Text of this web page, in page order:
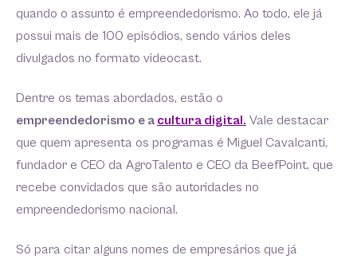
quando o assunto é empreendedorismo. Ao todo, ele já
possui mais de 100 episódios, sendo vários deles
divulgados no formato videocast.
Dentre os temas abordados, estão o
empreendedorismo e a cultura digital. Vale destacar
que quem apresenta os programas é Miguel Cavalcanti,
fundador e CEO da AgroTalento e CEO da BeefPoint, que
recebe convidados que são autoridades no
empreendedorismo nacional.
Só para citar alguns nomes de empresários que já